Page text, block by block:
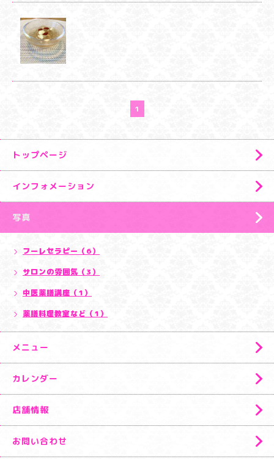
1
トップページ
インフォメーション
写真
フーレセラピー（6）
サロンの雰囲気（3）
中医薬膳講座（1）
薬膳料理教室など（1）
メニュー
カレンダー
店舗情報
お問い合わせ